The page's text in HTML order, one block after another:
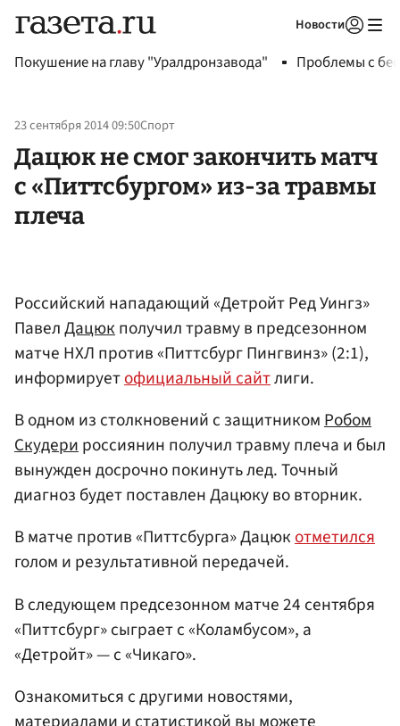
Новости
Покушение на главу "Уралдронзавода" Проблемы с
23 сентября 2014 09:50Спорт
Дацюк не смог закончить матч
с «Питтсбургом» из-за травмы
плеча
Российский нападающий «Детройт Ред Уингз»
ПавелДацюкполучил травму в предсезонном
матче НХЛ против «Питтсбург Пингвинз» (2:1),
информируетофициальный сайтлиги.
В одном из столкновений с защитникомРобом
Скудерироссиянин получил травму плеча и был
вынужден досрочно покинуть лед. Точный
диагноз будет поставлен Дацюку во вторник.
В матче против «Питтсбурга» Дацюкотметился
голом и результативной передачей.
В следующем предсезонном матче 24 сентября
«Питтсбург» сыграет с «Коламбусом», а
«Детройт» — с «Чикаго».
Ознакомиться с другими новостями,